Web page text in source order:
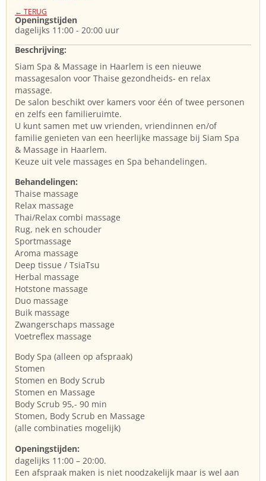
← TERUG
Openingstijden
dagelijks 11:00 - 20:00 uur
Beschrijving:
Siam Spa & Massage in Haarlem is een nieuwe
massagesalon voor Thaise gezondheids- en relax
massage.
De salon beschikt over kamers voor één of twee personen
en zelfs een familieruimte.
U kunt samen met uw vrienden, vriendinnen en/of
familie genieten van een heerlijke massage bij Siam Spa
& Massage in Haarlem.
Keuze uit vele massages en Spa behandelingen.
Behandelingen:
Thaise massage
Relax massage
Thai/Relax combi massage
Rug, nek en schouder
Sportmassage
Aroma massage
Deep tissue / TsiaTsu
Herbal massage
Hotstone massage
Duo massage
Buik massage
Zwangerschaps massage
Voetreflex massage
Body Spa (alleen op afspraak)
Stomen
Stomen en Body Scrub
Stomen en Massage
Body Scrub 95,- 90 min
Stomen, Body Scrub en Massage
(alle combinaties mogelijk)
Openingstijden:
dagelijks 11:00 – 20:00.
Een afspraak maken is niet noodzakelijk maar is wel aan